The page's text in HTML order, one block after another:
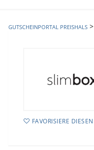
GUTSCHEINPORTAL PREISHALS >
FAVORISIERE